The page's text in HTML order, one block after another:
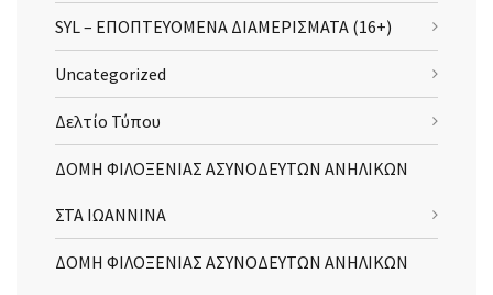
SYL – ΕΠΟΠΤΕΥΟΜΕΝΑ ΔΙΑΜΕΡΙΣΜΑΤΑ (16+)
Uncategorized
Δελτίο Τύπου
ΔΟΜΗ ΦΙΛΟΞΕΝΙΑΣ ΑΣΥΝΟΔΕΥΤΩΝ ΑΝΗΛΙΚΩΝ
ΣΤΑ ΙΩΑΝΝΙΝΑ
ΔΟΜΗ ΦΙΛΟΞΕΝΙΑΣ ΑΣΥΝΟΔΕΥΤΩΝ ΑΝΗΛΙΚΩΝ